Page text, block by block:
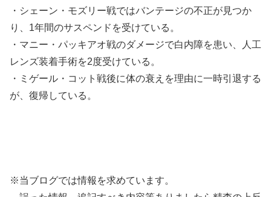
・シェーン・モズリー戦ではバンテージの不正が見つか
り、1年間のサスペンドを受けている。
・マニー・パッキアオ戦のダメージで白内障を患い、人工
レンズ装着手術を2度受けている。
・ミゲール・コット戦後に体の衰えを理由に一時引退する
が、復帰している。
※当ブログでは情報を求めています。